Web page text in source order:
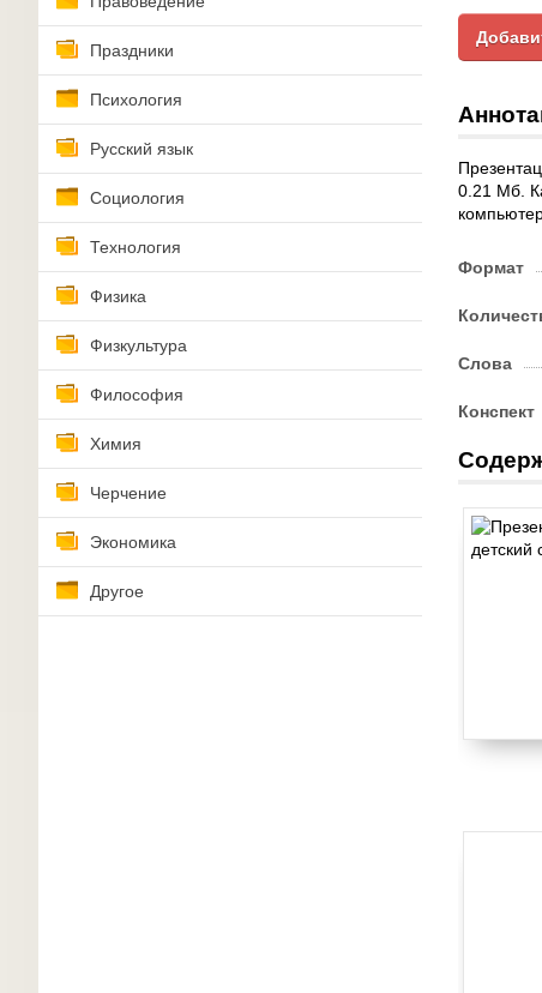
Праздники
Психология
Русский язык
Социология
Технология
Физика
Физкультура
Философия
Химия
Черчение
Экономика
Другое
0.21 Мб.
Формат
Слова
Конспект